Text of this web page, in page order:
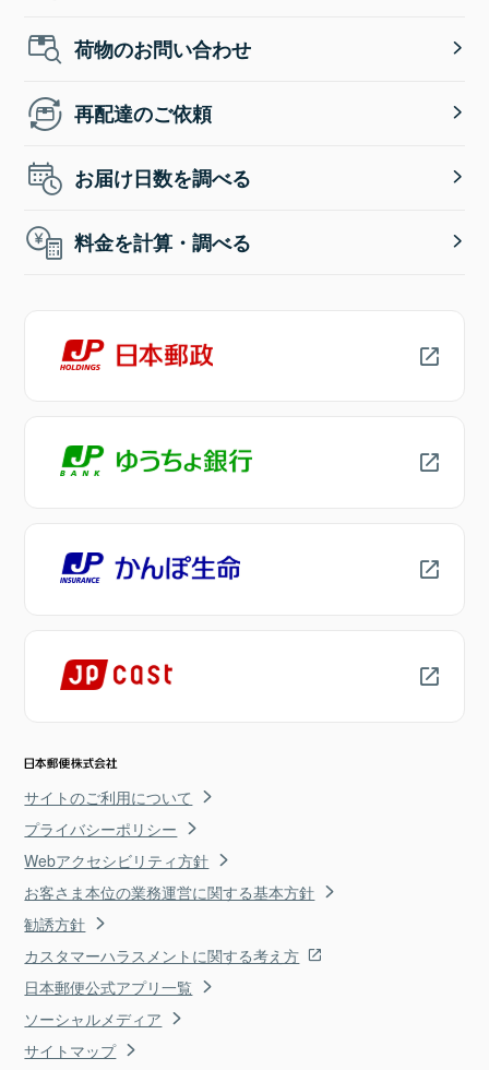
荷物のお問い合わせ
再配達のご依頼
お届け日数を調べる
料金を計算・調べる
サイトのご利用について
プライバシーポリシー
Webアクセシビリティ方針
お客さま本位の業務運営に関する基本方針
勧誘方針
カスタマーハラスメントに関する考え方
日本郵便公式アプリ一覧
ソーシャルメディア
サイトマップ